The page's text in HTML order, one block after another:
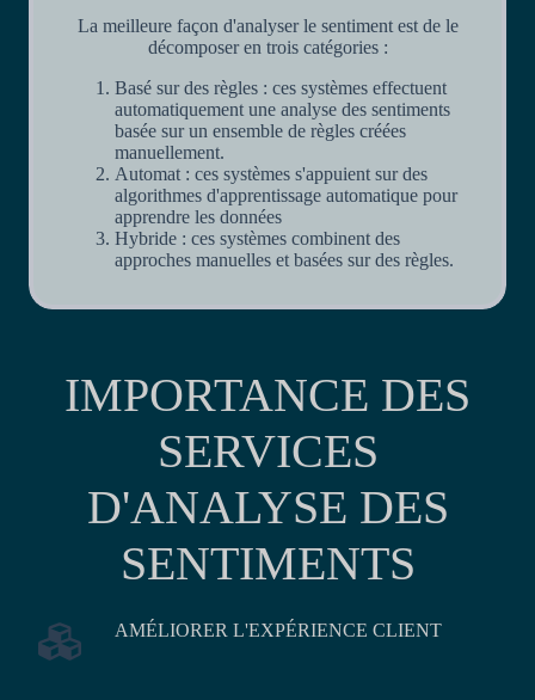
La meilleure façon d'analyser le sentiment est de le
décomposer en trois catégories :
Basé sur des règles : ces systèmes effectuent
automatiquement une analyse des sentiments
basée sur un ensemble de règles créées
manuellement.
Automat : ces systèmes s'appuient sur des
algorithmes d'apprentissage automatique pour
apprendre les données
Hybride : ces systèmes combinent des
approches manuelles et basées sur des règles.
IMPORTANCE DES
SERVICES
D'ANALYSE DES
SENTIMENTS
AMÉLIORER L'EXPÉRIENCE CLIENT